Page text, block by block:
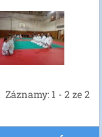
Záznamy: 1 - 2 ze 2